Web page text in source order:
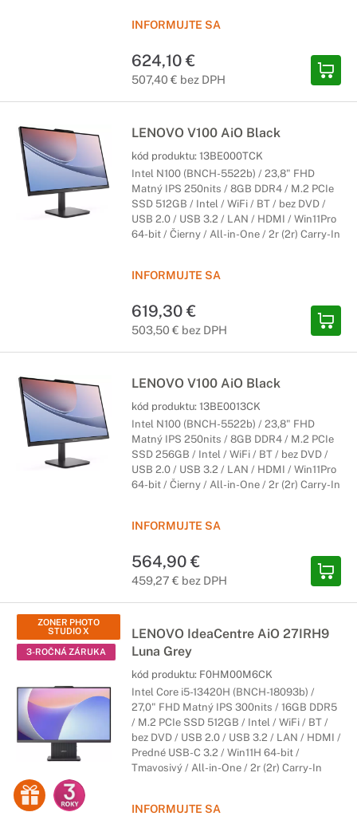
INFORMUJTE SA
624,10 €
507,40 € bez DPH
LENOVO V100 AiO Black
kód produktu: 13BE000TCK
Intel N100 (BNCH-5522b) / 23,8" FHD
Matný IPS 250nits / 8GB DDR4 / M.2 PCIe
SSD 512GB / Intel / WiFi / BT / bez DVD /
USB 2.0 / USB 3.2 / LAN / HDMI / Win11Pro
64-bit / Čierny / All-in-One / 2r (2r) Carry-In
INFORMUJTE SA
619,30 €
503,50 € bez DPH
LENOVO V100 AiO Black
kód produktu: 13BE0013CK
Intel N100 (BNCH-5522b) / 23,8" FHD
Matný IPS 250nits / 8GB DDR4 / M.2 PCIe
SSD 256GB / Intel / WiFi / BT / bez DVD /
USB 2.0 / USB 3.2 / LAN / HDMI / Win11Pro
64-bit / Čierny / All-in-One / 2r (2r) Carry-In
INFORMUJTE SA
564,90 €
459,27 € bez DPH
ZONER PHOTO
STUDIO X
3-ROČNÁ ZÁRUKA
LENOVO IdeaCentre AiO 27IRH9
Luna Grey
kód produktu: F0HM00M6CK
Intel Core i5-13420H (BNCH-18093b) /
27,0" FHD Matný IPS 300nits / 16GB DDR5
/ M.2 PCIe SSD 512GB / Intel / WiFi / BT /
bez DVD / USB 2.0 / USB 3.2 / LAN / HDMI /
Predné USB-C 3.2 / Win11H 64-bit /
Tmavosivý / All-in-One / 2r (2r) Carry-In
INFORMUJTE SA